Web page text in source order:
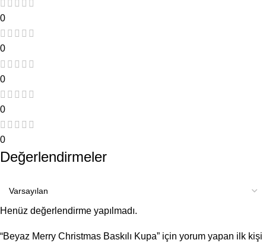
0
0
0
0
0
Değerlendirmeler
Henüz değerlendirme yapılmadı.
“Beyaz Merry Christmas Baskılı Kupa” için yorum yapan ilk kişi